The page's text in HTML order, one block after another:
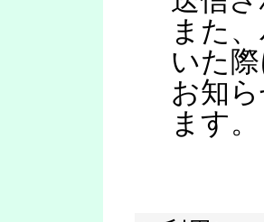
また
いた
お知
ます。